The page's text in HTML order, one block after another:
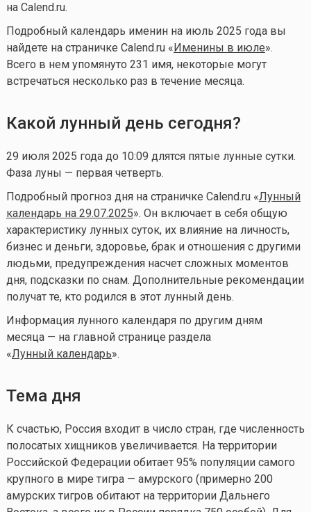
на Calend.ru.
Подробный календарь именин на июль 2025 года вы
найдете на страничке Calend.ru « Именины в июле».
Всего в нем упомянуто 231 имя, некоторые могут
встречаться несколько раз в течение месяца.
Какой лунный день сегодня?
29 июля 2025 года до 10:09 длятся пятые лунные сутки.
Фаза луны — первая четверть.
Подробный прогноз дня на страничке Calend.ru «Лунный
календарь на 29.07.2025». Он включает в себя общую
характеристику лунных суток, их влияние на личность,
бизнес и деньги, здоровье, брак и отношения с другими
людьми, предупреждения насчет сложных моментов
дня, подсказки по снам. Дополнительные рекомендации
получат те, кто родился в этот лунный день.
Информация лунного календаря по другим дням
месяца — на главной странице раздела
«Лунный календарь».
Тема дня
К счастью, Россия входит в число стран, где численность
полосатых хищников увеличивается. На территории
Российской Федерации обитает 95% популяции самого
крупного в мире тигра — амурского (примерно 200
амурских тигров обитают на территории Дальнего